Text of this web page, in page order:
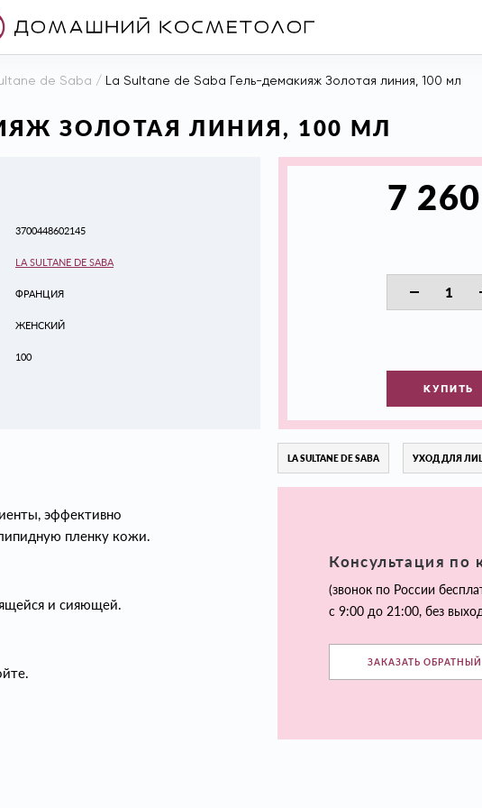
de Saba / La Sultane de Saba Гель-демакияж Золотая линия, 100 мл
ЗОЛОТАЯ ЛИНИЯ, 100 МЛ
3700448602145
LA SULTANE DE SABA
ФРАНЦИЯ
ЖЕНСКИЙ
100
7 260
КУПИТЬ
эффективно
пленку кожи.
и сияющей.
LA SULTANE DE SABA УХОД ДЛЯ
Консультация по
(звонок по России
с 9:00 до 21:00, без
ЗАКАЗАТЬ